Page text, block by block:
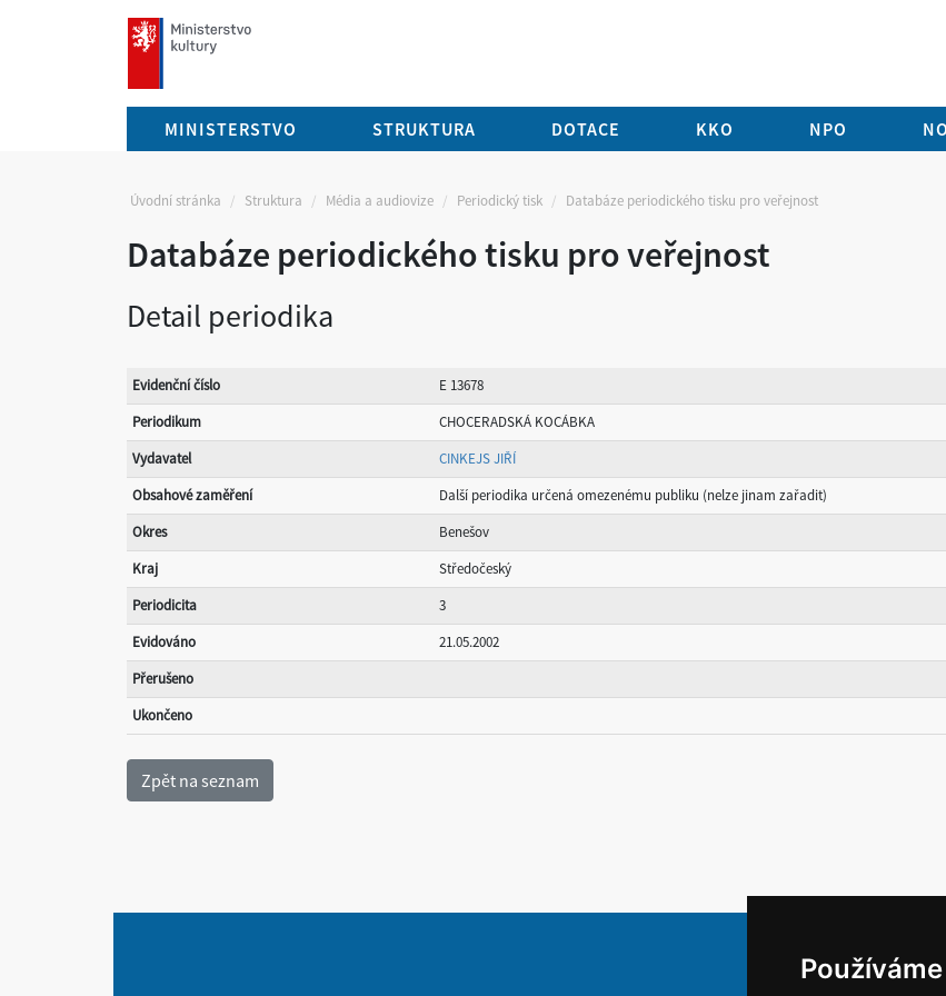
mkcr.cz
MINISTERSTVO STRUKTURA DOTACE KKO NPO
Úvodní stránka Struktura Média a audiovize Periodický tisk Databáze periodického tisku pro veřejnost
Databáze periodického tisku pro veřejnost
Detail periodika
Evidenční číslo
E 13678
Periodikum
CHOCERADSKÁ KOCÁBKA
Vydavatel
CINKEJS JIŘÍ
Obsahové zaměření
Další periodika určená omezenému publiku (nelze jinam zařadit)
Okres
Benešov
Kraj
Středočeský
Periodicita
3
Evidováno
21.05.2002
Přerušeno
Ukončeno